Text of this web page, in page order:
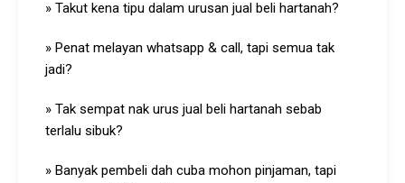
» Takut kena tipu dalam urusan jual beli hartanah?
» Penat melayan whatsapp & call, tapi semua tak
jadi?
» Tak sempat nak urus jual beli hartanah sebab
terlalu sibuk?
» Banyak pembeli dah cuba mohon pinjaman, tapi